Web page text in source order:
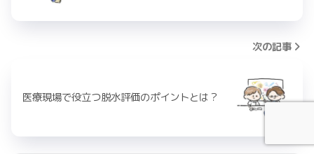
次の記事
医療現場で役立つ脱水評価のポイントとは？